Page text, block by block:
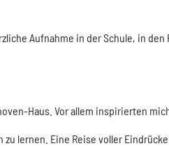
Aufnahme in der Schule, in
Haus. Vor allem inspirierten
lernen. Eine Reise voller